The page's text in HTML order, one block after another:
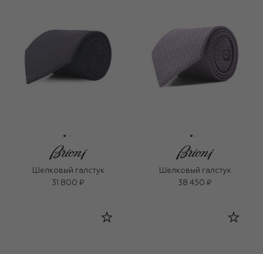
Шелковый галстук
31 800 ₽
Шелковый галстук
38 450 ₽